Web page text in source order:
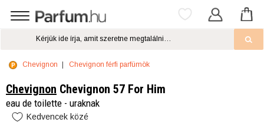
Chevignon Chevignon férfi parfümök
Chevignon Chevignon 57 For Him
eau de toilette - uraknak
Kedvencek közé